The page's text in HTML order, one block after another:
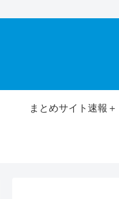
まとめサイト速報＋